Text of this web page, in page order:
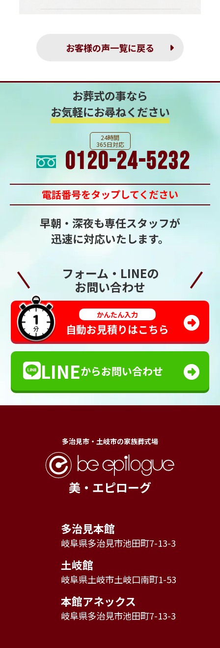
お客様の声一覧に戻る
お葬式の事なら
お気軽にお尋ねください
24時間
365日対応
0120-24-5232
電話番号をタップしてください
早朝・深夜も専任スタッフが
迅速に対応いたします。
フォーム・LINEの
お問い合わせ
かんたん入力
自動お見積りはこちら
LINEからお問い合わせ
多治見市・土岐市の家族葬式場
美・エピローグ
多治見本館
岐阜県多治見市池田町7-13-3
土岐館
岐阜県土岐市土岐口南町1-53
本館アネックス
岐阜県多治見市池田町7-13-3